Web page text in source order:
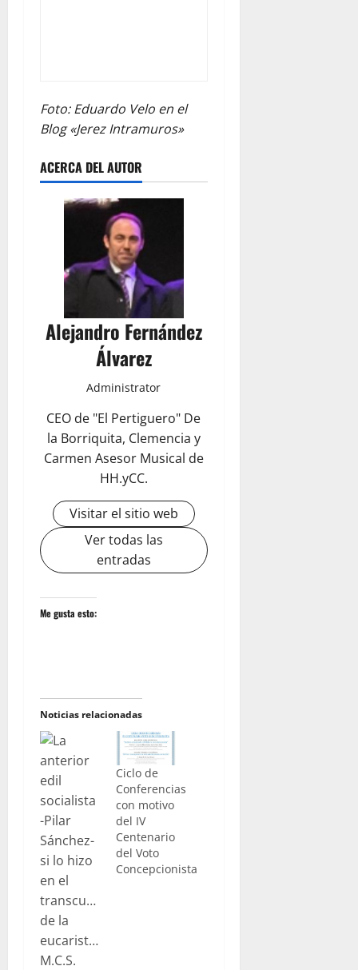
Foto: Eduardo Velo en el
Blog «Jerez Intramuros»
ACERCA DEL AUTOR
Alejandro Fernández
Álvarez
Administrator
CEO de "El Pertiguero" De
la Borriquita, Clemencia y
Carmen Asesor Musical de
HH.yCC.
Visitar el sitio web
Ver todas las
entradas
Me gusta esto:
Noticias relacionadas
Ciclo de
Conferencias
con motivo
del IV
Centenario
del Voto
Concepcionista